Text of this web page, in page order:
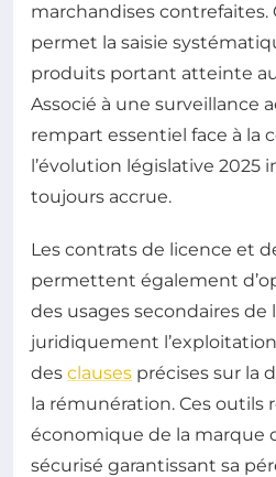
marchandises contrefaites.
permet la saisie
produits portant atteinte
Associé à une surveillance
rempart essentiel face à la
l’évolution législative 2025
toujours accrue.
Les contrats de licence et
permettent également
des usages secondaires de
juridiquement
des clauses précises sur la
la rémunération. Ces outils
économique de la marque
sécurisé garantissant sa